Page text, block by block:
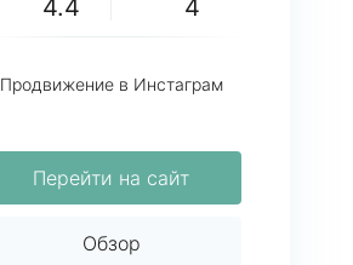
4.4 4
Продвижение в Инстаграм
Перейти на сайт
Обзор